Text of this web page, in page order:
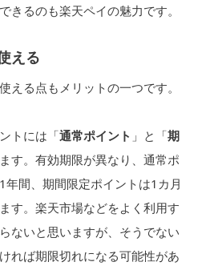
きるのも楽天ペイの魅力です。
える
える点もメリットの一つです。
トには「通常ポイント 」と「期
す。有効期限が異なり、通常ポ
間、期間限定ポイントは1カ月
す。楽天市場などをよく利用す
ないと思いますが、そうでない
れば期限切れになる可能性があ